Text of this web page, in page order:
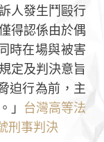
人發生鬥毆行
得認係由於偶
時在場與被害
定及判決意旨
迫行為前，主
」 台灣高等法
刑事判決